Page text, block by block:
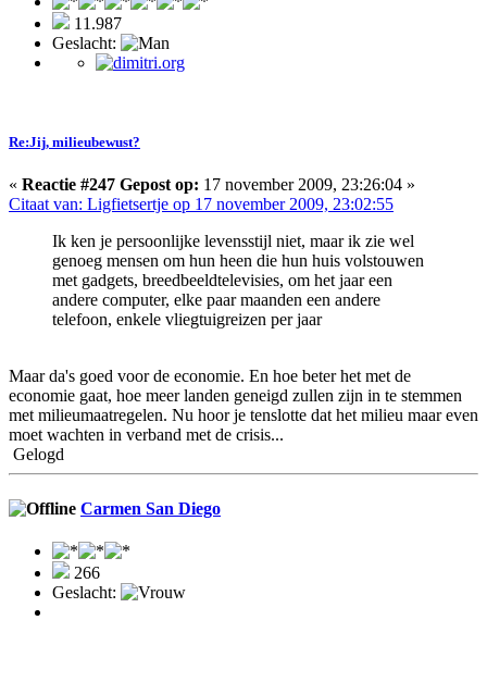
11.987
Geslacht:
Re:Jij, milieubewust?
« Reactie #247 Gepost op: 17 november 2009, 23:26:04 »
Citaat van: Ligfietsertje op 17 november 2009, 23:02:55
Ik ken je persoonlijke levensstijl niet, maar ik zie wel
genoeg mensen om hun heen die hun huis volstouwen
met gadgets, breedbeeldtelevisies, om het jaar een
andere computer, elke paar maanden een andere
telefoon, enkele vliegtuigreizen per jaar
Maar da's goed voor de economie. En hoe beter het met de
economie gaat, hoe meer landen geneigd zullen zijn in te stemmen
met milieumaatregelen. Nu hoor je tenslotte dat het milieu maar even
moet wachten in verband met de crisis...
Gelogd
Carmen San Diego
266
Geslacht: